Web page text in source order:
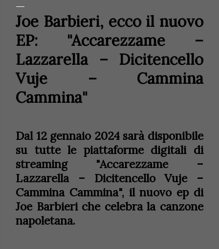
Joe Barbieri, ecco il nuovo
EP: "Accarezzame –
Lazzarella – Dicitencello
Vuje – Cammina
Cammina"
Dal 12 gennaio 2024 sarà disponibile
su tutte le piattaforme digitali di
streaming "Accarezzame –
Lazzarella – Dicitencello Vuje –
Cammina Cammina", il nuovo ep di
Joe Barbieri che celebra la canzone
napoletana.